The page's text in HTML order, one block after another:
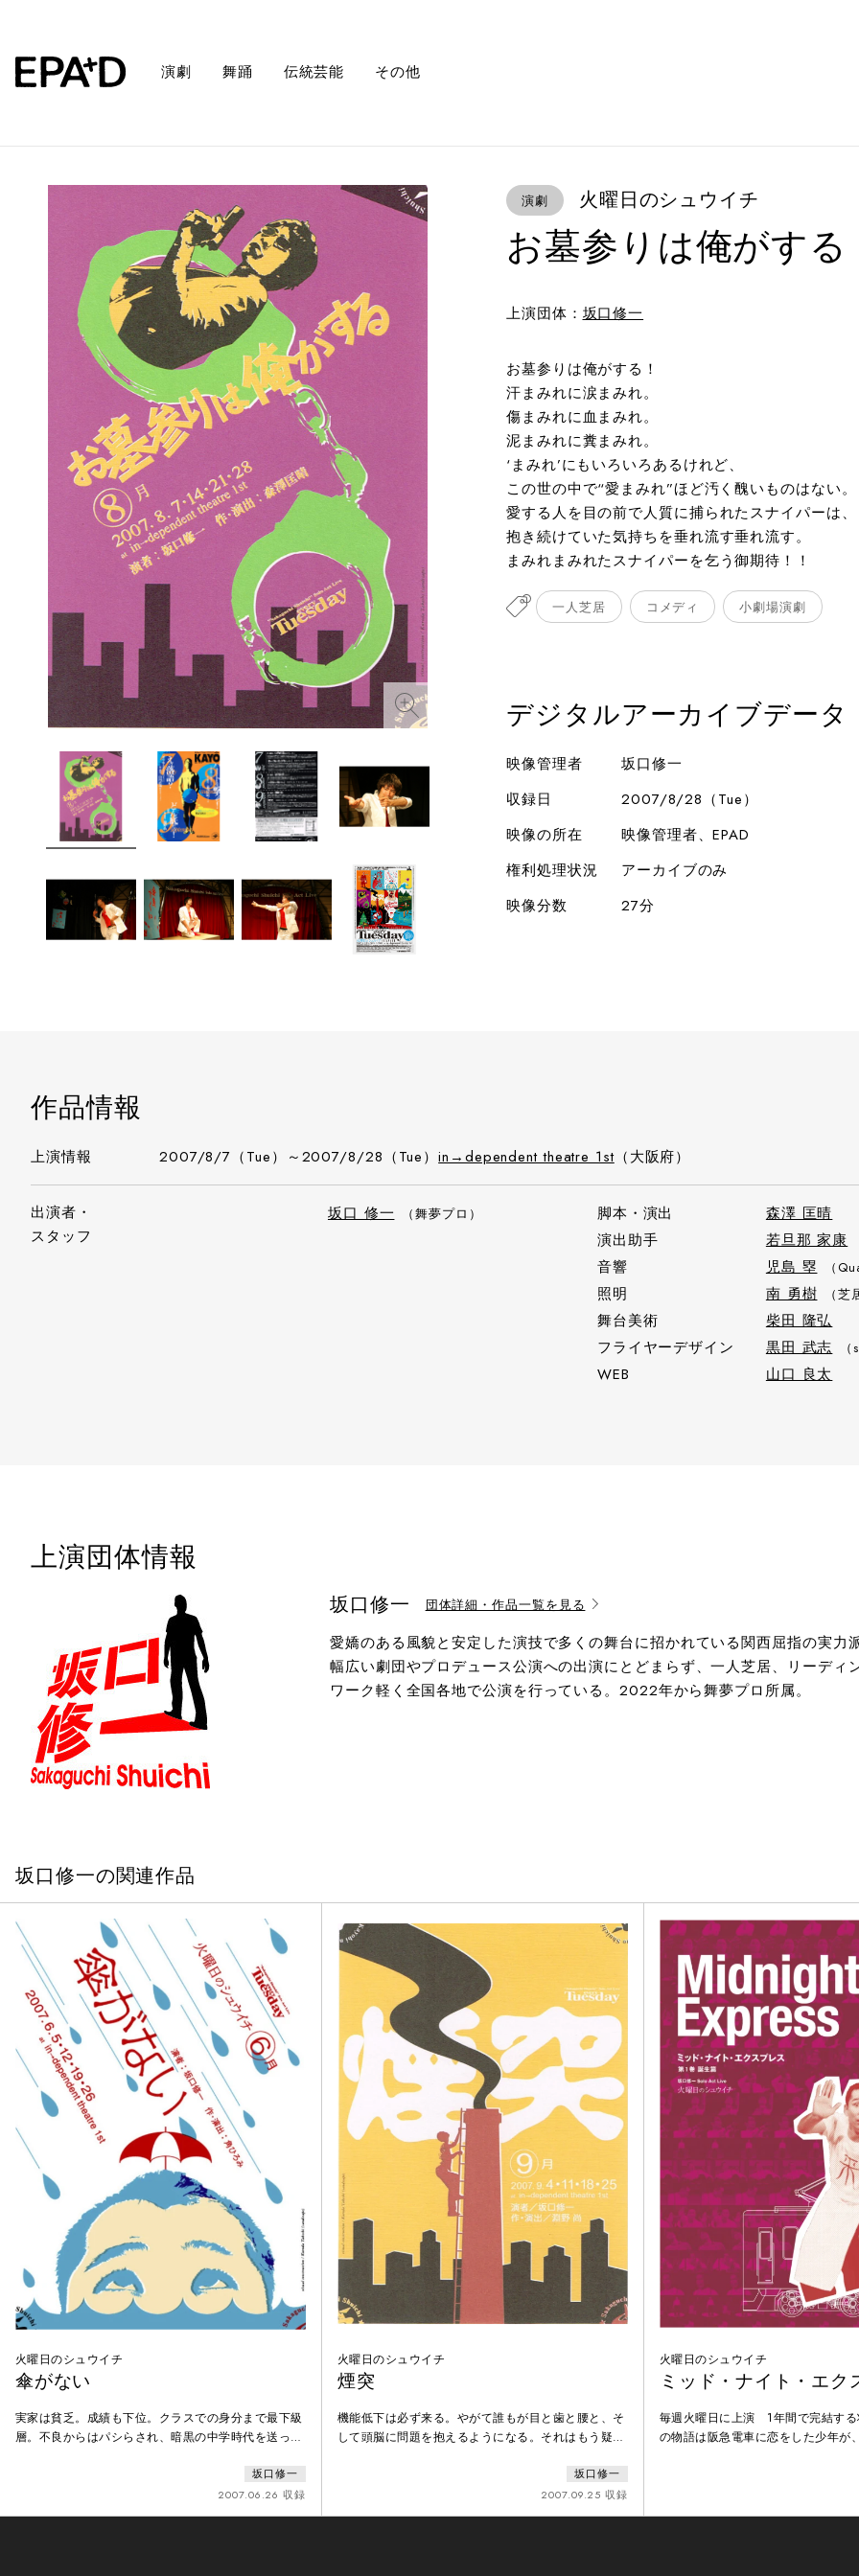
演劇 舞踊 伝統芸能 その他
演劇 火曜日のシュウイチ
お墓参りは俺がする
上演団体： 坂口修一
お墓参りは俺がする！
汗まみれに涙まみれ。
傷まみれに血まみれ。
泥まみれに糞まみれ。
‘まみれ’にもいろいろあるけれど、
この世の中で“愛まみれ”ほど汚く醜いものはない。
愛する人を目の前で人質に捕られたスナイパーは、
抱き続けていた気持ちを垂れ流す垂れ流す。
まみれまみれたスナイパーを乞う御期待！！
一人芝居 コメディ 小劇場演劇
デジタルアーカイブデータ
映像管理者
坂口修一
収録日
2007/8/28（Tue）
映像の所在
映像管理者、EPAD
権利処理状況
アーカイブのみ
映像分数
27分
作品情報
上演情報 2007/8/7（Tue）～2007/8/28（Tue）in→dependent theatre 1st（大阪府）
出演者・
スタッフ
坂口 修一 （舞夢プロ） 脚本・演出
森澤 匡晴
演出助手
若旦那 家康
音響
児島 塁 （
照明 南 勇樹 （芝
舞台美術
柴田 隆弘
フライヤーデザイン
黒田 武志
WEB 山口 良太
上演団体情報
坂口修一 団体詳細・作品一覧を見る
愛嬌のある風貌と安定した演技で多くの舞台に招かれている関西屈指の実力派
幅広い劇団やプロデュース公演への出演にとどまらず、一人芝居、リーデ
ワーク軽く全国各地で公演を行っている。2022年から舞夢プロ所属。
坂口修一の関連作品
火曜日のシュウイチ
傘がない
実家は貧乏。成績も下位。クラスでの身分まで最下級
層。不良からはパシらされ、暗黒の中学時代を送った
さだけだった。そして15年。少年Aは30才にして小さ
な寿司屋の主となり上がった。ある大雨の日。ならず
者となり果てた同級生が現れて、Aに出前を頼んだ。
坂口修一
2007.06.26 収録
火曜日のシュウイチ
煙突
機能低下は必ず来る。やがて誰もが目と歯と腰と、そ
して頭脳に問題を抱えるようになる。それはもう疑い
い。ダッテ、モウワカクハナイカラ…。冗談じゃな
い、と俺は思う。あなたとふたり、濁った記憶の煙突
にのぼり、あったかどうか定かではない無用の街を見
坂口修一
2007.09.25 収録
火曜日のシュウイチ
ミッド・ナイト・エク
毎週火曜日に上演 1年間で完結する
の物語は阪急電車に恋をした少年が
青年として成長していく過程を愛と